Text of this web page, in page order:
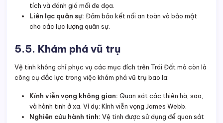
tích và đánh giá mối đe dọa.
Liên lạc quân sự: Đảm bảo kết nối an toàn và bảo mật
cho các lực lượng quân sự.
5.5. Khám phá vũ trụ
Vệ tinh không chỉ phục vụ các mục đích trên Trái Đất mà còn là
công cụ đắc lực trong việc khám phá vũ trụ bao la:
Kính viễn vọng không gian: Quan sát các thiên hà, sao,
và hành tinh ở xa. Ví dụ: Kính viễn vọng James Webb.
Nghiên cứu hành tinh: Vệ tinh được sử dụng để quan sát